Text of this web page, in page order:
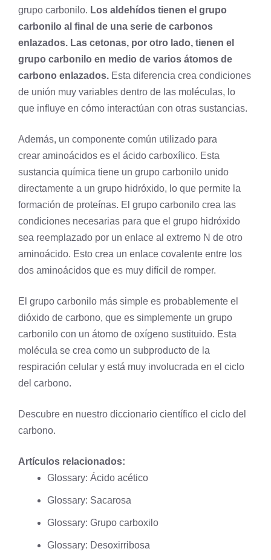
grupo carbonilo. Los aldehídos tienen el grupo
carbonilo al final de una serie de carbonos
enlazados. Las cetonas, por otro lado, tienen el
grupo carbonilo en medio de varios átomos de
carbono enlazados. Esta diferencia crea condiciones
de unión muy variables dentro de las moléculas, lo
que influye en cómo interactúan con otras sustancias.
Además, un componente común utilizado para
crear aminoácidos es el ácido carboxílico. Esta
sustancia química tiene un grupo carbonilo unido
directamente a un grupo hidróxido, lo que permite la
formación de proteínas. El grupo carbonilo crea las
condiciones necesarias para que el grupo hidróxido
sea reemplazado por un enlace al extremo N de otro
aminoácido. Esto crea un enlace covalente entre los
dos aminoácidos que es muy difícil de romper.
El grupo carbonilo más simple es probablemente el
dióxido de carbono, que es simplemente un grupo
carbonilo con un átomo de oxígeno sustituido. Esta
molécula se crea como un subproducto de la
respiración celular y está muy involucrada en el ciclo
del carbono.
Descubre en nuestro diccionario científico el ciclo del
carbono.
Artículos relacionados:
Glossary: Ácido acético
Glossary: Sacarosa
Glossary: Grupo carboxilo
Glossary: Desoxirribosa